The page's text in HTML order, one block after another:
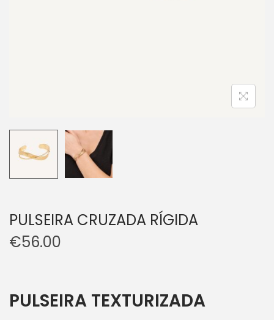
PULSEIRA CRUZADA RÍGIDA
€56.00
PULSEIRA TEXTURIZADA